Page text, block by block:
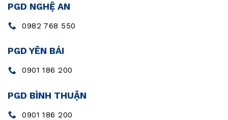
PGD NGHỆ AN
0982 768 550
PGD YÊN BÁI
0901 186 200
PGD BÌNH THUẬN
0901 186 200